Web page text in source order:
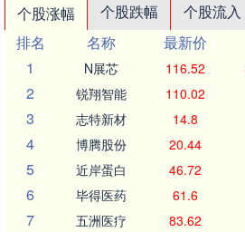
个股涨幅 个股跌幅 个股流入
排名
名称 最新价
1
N展芯 116.52
2 锐翔智能 110.02
3 志特新材 14.8
4 博腾股份 20.44
5 近岸蛋白 46.72
6 毕得医药 61.6
7 五洲医疗 83.62